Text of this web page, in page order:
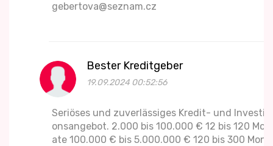
gebertova@seznam.cz
Bester Kreditgeber
19.09.2024 00:52:56
Seriöses und zuverlässiges Kredit- und Investiti
onsangebot. 2.000 bis 100.000 € 12 bis 120 Mon
ate 100.000 € bis 5.000.000 € 120 bis 300 Mona